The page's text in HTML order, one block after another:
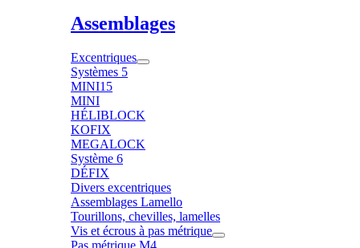
Assemblages
Excentriques
Systèmes 5
MINI15
MINI
HÉLIBLOCK
KOFIX
MEGALOCK
Système 6
DÉFIX
Divers excentriques
Assemblages Lamello
Tourillons, chevilles, lamelles
Vis et écrous à pas métrique
Pas métrique M4